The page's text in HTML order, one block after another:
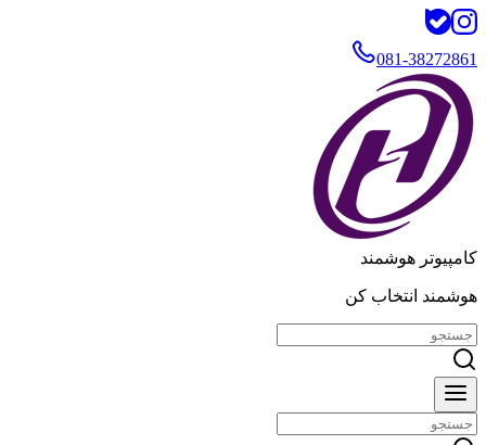
081-38272861
کامپیوتر هوشمند
هوشمند انتخاب کن